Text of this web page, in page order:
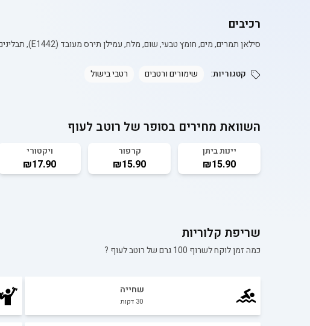
רכיבים
סילאן תמרים, מים, חומץ טבעי, שום, מלח, עמילן תירס מעובד (E1442), תבלינים, חומר משמר (פוטסיום סורבט)
קטגוריות: שימורים ורטבים רטבי בישול
השוואת מחירים בסופר של רוטב לעוף
יינות ביתן
₪15.90
קרפור
₪15.90
ויקטורי
₪17.90
שריפת קלוריות
כמה זמן לוקח לשרוף 100 גרם של רוטב לעוף ?
שחייה
30 דקות